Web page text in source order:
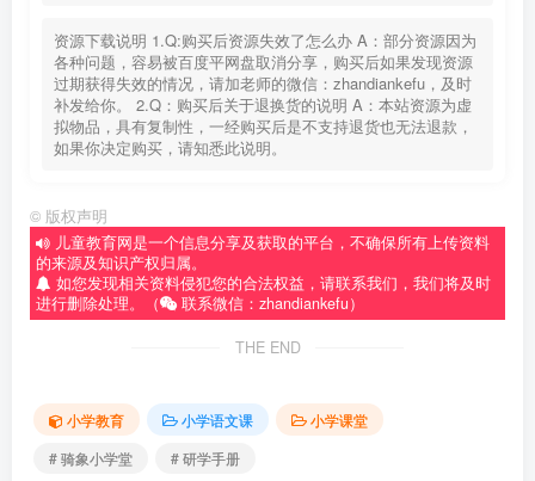
资源下载说明 1.Q:购买后资源失效了怎么办 A：部分资源因为
各种问题，容易被百度平网盘取消分享，购买后如果发现资源
过期获得失效的情况，请加老师的微信：zhandiankefu，及时
补发给你。 2.Q：购买后关于退换货的说明 A：本站资源为虚
拟物品，具有复制性，一经购买后是不支持退货也无法退款，
如果你决定购买，请知悉此说明。
© 版权声明
儿童教育网是一个信息分享及获取的平台，不确保所有上传资料
的来源及知识产权归属。
如您发现相关资料侵犯您的合法权益，请联系我们，我们将及时
进行删除处理。（
联系微信：zhandiankefu）
THE END
小学教育 小学语文课
小学课堂
# 骑象小学堂
# 研学手册